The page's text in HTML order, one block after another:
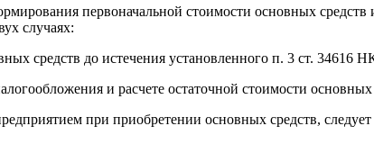
первоначальной стоимости основных
случаях:
средств до истечения установленного п. 3 ст. 34616
и расчете остаточной стоимости
при приобретении основных средств, следует